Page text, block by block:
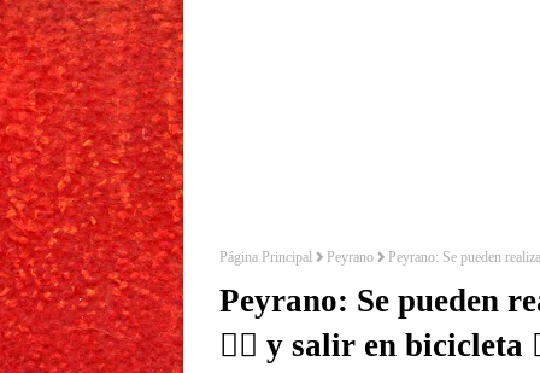
Página Principal Peyrano Peyrano: Se pueden
Peyrano: Se pueden
🚶‍♀️ y salir en bicicleta